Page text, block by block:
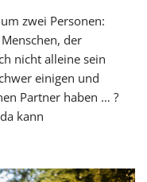
zwei Personen:
der
nicht alleine sein
einigen und
Partner haben … ?
kann